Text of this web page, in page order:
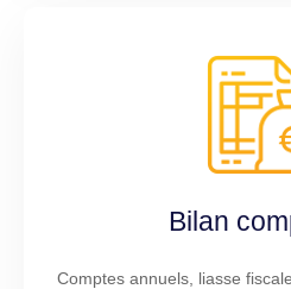
Bilan
Comptes annuels, liasse